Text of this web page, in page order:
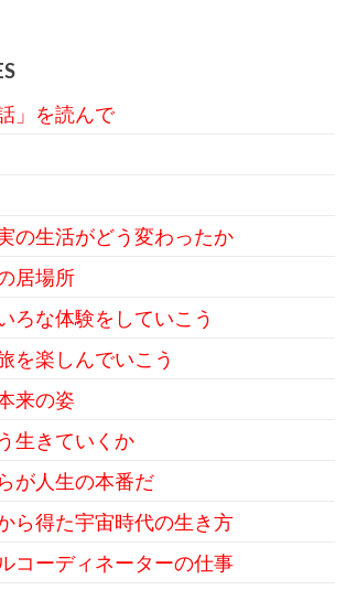
」を読んで
の生活がどう変わったか
居場所
ろな体験をしていこう
を楽しんでいこう
来の姿
生きていくか
が人生の本番だ
ら得た宇宙時代の生き方
コーディネーターの仕事